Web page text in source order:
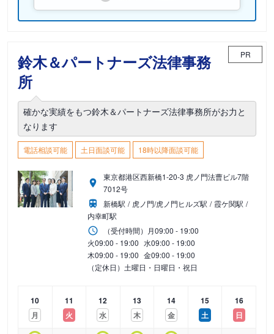
鈴木＆パートナーズ法律事務
所
PR
確かな実績をもつ鈴木＆パートナーズ法律事務所がお力と
なります
電話相談可能 土日面談可能 18時以降面談可能
東京都港区西新橋1-20-3 虎ノ門法曹ビル7階
7012号
新橋駅
虎ノ門/虎ノ門ヒルズ駅
霞ケ関駅
内幸町駅
（受付時間） 月09:00 - 19:00
火09:00 - 19:00 水09:00 - 19:00
木09:00 - 19:00 金09:00 - 19:00
（定休日）土曜日・日曜日・祝日
10
月
11
火
12
水
13
木
14
金
15
土
16
日